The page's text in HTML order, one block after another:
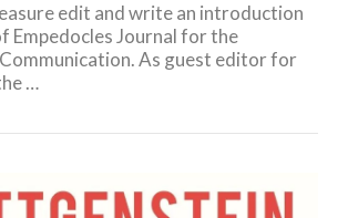
edit and write an introduction
Empedocles Journal for the
As guest editor for
…